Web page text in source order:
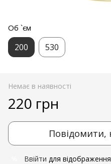
Об `єм
200 530
Немає в наявності
220 грн
Повідомити,
Ввійти для